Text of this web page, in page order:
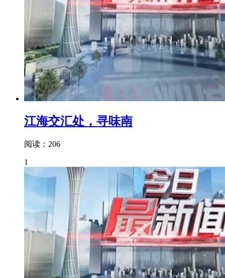
江海交汇处，寻味南
阅读：206
1